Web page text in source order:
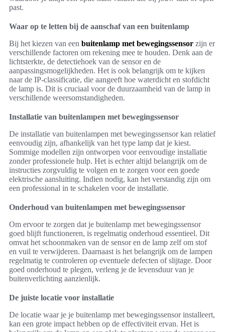
past.
Waar op te letten bij de aanschaf van een buitenlamp
Bij het kiezen van een buitenlamp met bewegingssensor zijn er
verschillende factoren om rekening mee te houden. Denk aan de
lichtsterkte, de detectiehoek van de sensor en de
aanpassingsmogelijkheden. Het is ook belangrijk om te kijken
naar de IP-classificatie, die aangeeft hoe waterdicht en stofdicht
de lamp is. Dit is cruciaal voor de duurzaamheid van de lamp in
verschillende weersomstandigheden.
Installatie van buitenlampen met bewegingssensor
De installatie van buitenlampen met bewegingssensor kan relatief
eenvoudig zijn, afhankelijk van het type lamp dat je kiest.
Sommige modellen zijn ontworpen voor eenvoudige installatie
zonder professionele hulp. Het is echter altijd belangrijk om de
instructies zorgvuldig te volgen en te zorgen voor een goede
elektrische aansluiting. Indien nodig, kan het verstandig zijn om
een professional in te schakelen voor de installatie.
Onderhoud van buitenlampen met bewegingssensor
Om ervoor te zorgen dat je buitenlamp met bewegingssensor
goed blijft functioneren, is regelmatig onderhoud essentieel. Dit
omvat het schoonmaken van de sensor en de lamp zelf om stof
en vuil te verwijderen. Daarnaast is het belangrijk om de lampen
regelmatig te controleren op eventuele defecten of slijtage. Door
goed onderhoud te plegen, verleng je de levensduur van je
buitenverlichting aanzienlijk.
De juiste locatie voor installatie
De locatie waar je je buitenlamp met bewegingssensor installeert,
kan een grote impact hebben op de effectiviteit ervan. Het is